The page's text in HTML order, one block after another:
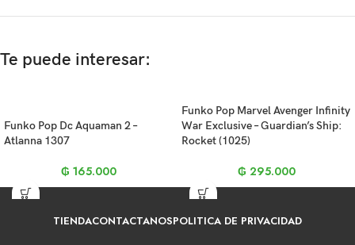
Te puede interesar:
Funko Pop Dc Aquaman 2 –
Atlanna 1307
₲ 165.000
Funko Pop Marvel Avenger Infinity
War Exclusive – Guardian’s Ship:
Rocket (1025)
₲ 295.000
TIENDACONTACTANOSPOLITICA DE PRIVACIDAD